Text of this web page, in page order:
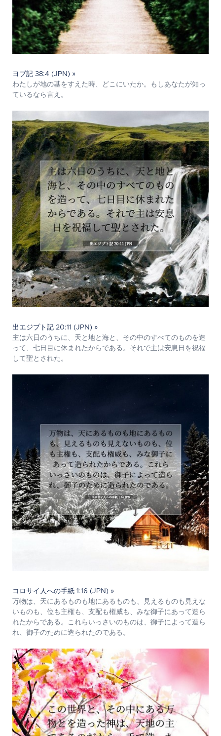
ヨブ記 38:4 (JPN) »
わたしが地の基をすえた時、どこにいたか。もしあなたが知っ
ているなら言え。
出エジプト記 20:11 (JPN) »
主は六日のうちに、天と地と海と、その中のすべてのものを造
って、七日目に休まれたからである。それで主は安息日を祝福
して聖とされた。
コロサイ人への手紙 1:16 (JPN) »
万物は、天にあるものも地にあるものも、見えるものも見えな
いものも、位も主権も、支配も権威も、みな御子にあって造ら
れたからである。これらいっさいのものは、御子によって造ら
れ、御子のために造られたのである。